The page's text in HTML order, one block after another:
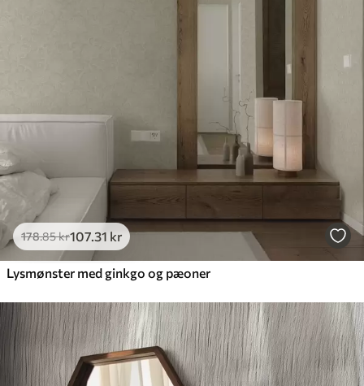
Premium
Premium vinyl
516.67310.00kr/m²
178.85kr107.31 kr
Lysmønster med ginkgo og pæoner